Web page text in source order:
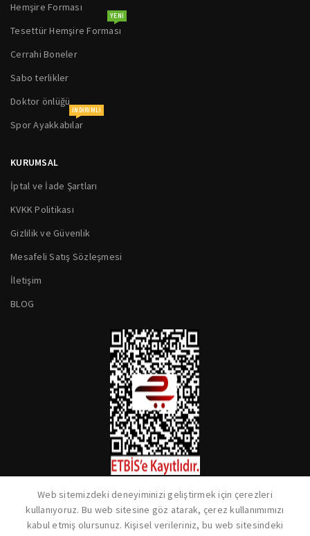
Hemşire Forması
Tesettür Hemşire Forması
YENI
Cerrahi Boneler
Sabo terlikler
Doktor önlüğü
Spor Ayakkabılar
INDIRIMLI
KURUMSAL
İptal ve İade Şartları
KVKK Politikası
Gizlilik ve Güvenlik
Mesafeli Satış Sözleşmesi
İletişim
BLOG
Web sitemizdeki deneyiminizi geliştirmek için çerezleri
kullanıyoruz. Bu web sitesine göz atarak, çerez kullanımımızı
kabul etmiş olursunuz. Kişisel verileriniz, bu web sitesindeki